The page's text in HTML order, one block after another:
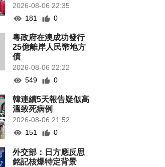
2026-08-06 22:35
181
0
粵政府在澳成功發行
25億離岸人民幣地方
債
2026-08-06 22:22
549
0
韓連續5天報告疑似高
溫致死病例
2026-08-06 21:52
151
0
外交部：日方應反思
銘記核爆特定背景